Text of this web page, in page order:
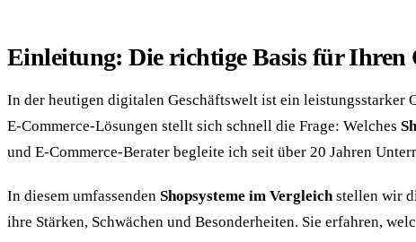
Einleitung: Die richtige Basis für Ihren
In der heutigen digitalen Geschäftswelt ist ein leistungsstarker
E-Commerce-Lösungen stellt sich schnell die Frage: Welches
und E-Commerce-Berater begleite ich seit über 20 Jahren
In diesem umfassenden Shopsysteme im Vergleichstellen wir
ihre Stärken, Schwächen und Besonderheiten. Sie erfahren,